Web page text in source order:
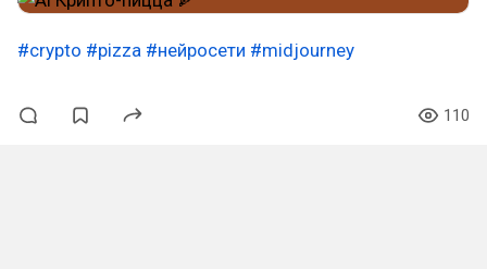
#crypto #pizza #нейросети #midjourney
110